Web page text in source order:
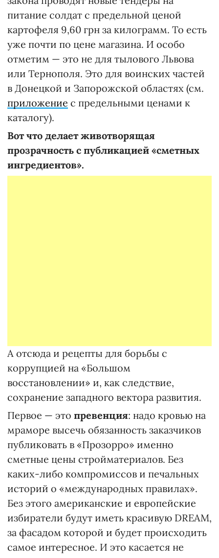
питание солдат с предельной ценой
картофеля 9,60 грн за килограмм. То есть
уже почти по цене магазина. И особо
отметим — это не для тылового Львова
или Тернополя. Это для воинских частей
в Донецкой и Запорожской областях (см.
приложение с предельными ценами к
каталогу).
Вот что делает животворящая
прозрачность с публикацией «сметных
ингредиентов».
А отсюда и рецепты для борьбы с
коррупцией на «Большом
восстановлении» и, как следствие,
сохранение западного вектора развития.
Первое — это превенция: надо кровью на
мраморе высечь обязанность заказчиков
публиковать в «Прозорро» именно
сметные цены стройматериалов. Без
каких-либо компромиссов и печальных
историй о «международных правилах».
Без этого американские и европейские
избиратели будут иметь красивую DREAM,
за фасадом которой и будет происходить
самое интересное. И это касается не